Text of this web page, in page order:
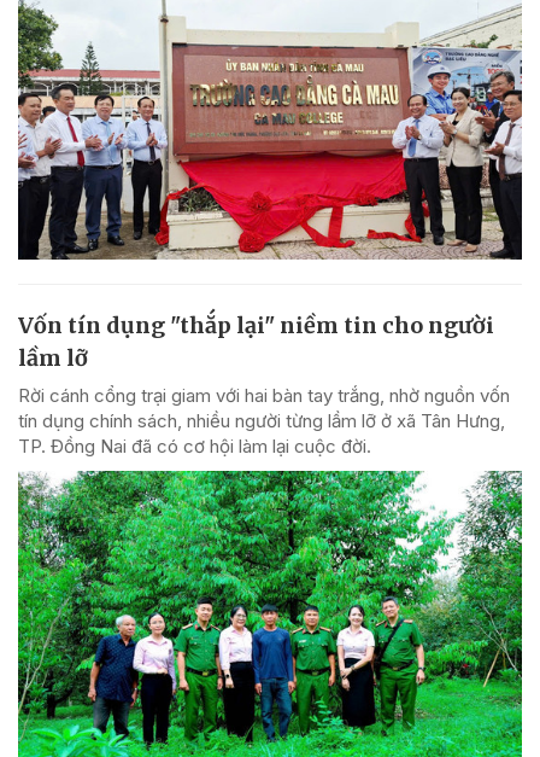
Vốn tín dụng "thắp lại" niềm tin cho người
lầm lỡ
Rời cánh cổng trại giam với hai bàn tay trắng, nhờ nguồn vốn
tín dụng chính sách, nhiều người từng lầm lỡ ở xã Tân Hưng,
TP. Đồng Nai đã có cơ hội làm lại cuộc đời.